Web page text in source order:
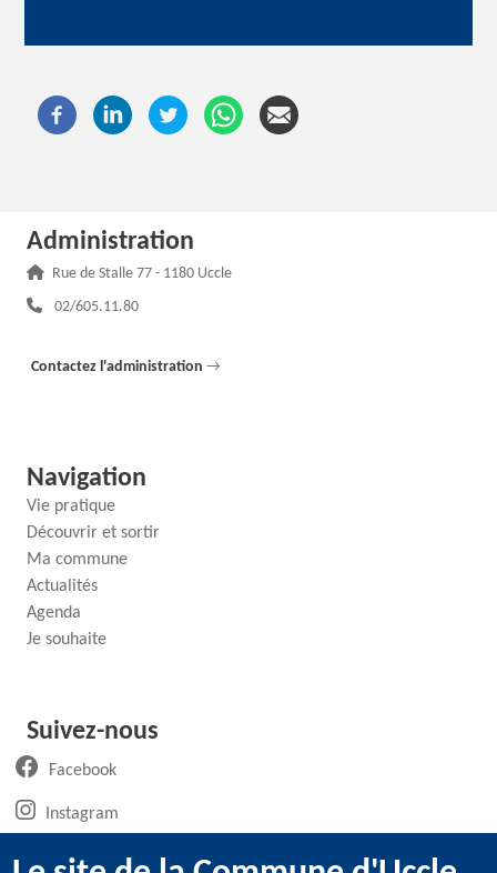
Administration
Adresse :
Rue de Stalle 77 - 1180 Uccle
Téléphone :
02/605.11.80
Contactez l'administration →
Navigation
Vie pratique
Découvrir et sortir
Ma commune
Actualités
Agenda
Je souhaite
Suivez-nous
Facebook(ouvre un nouvel onglet)
Instagram(ouvre un nouvel onglet)
LinkedIn